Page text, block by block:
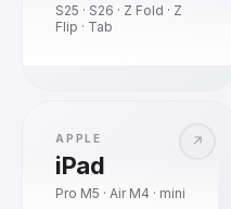
S25 · S26 · Z Fold · Z
Flip · Tab
↗
APPLE
iPad
Pro M5 · Air M4 · mini